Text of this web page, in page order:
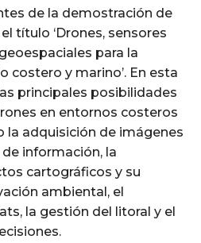
de la demostración de
título ‘Drones, sensores
para la
costero y marino’. En esta
principales posibilidades
en entornos costeros
la adquisición de imágenes
información, la
cartográficos y su
ambiental, el
la gestión del litoral y el